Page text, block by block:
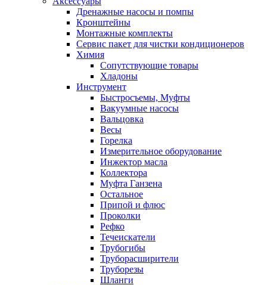
Дренажные насосы и помпы
Кронштейны
Монтажные комплекты
Сервис пакет для чистки кондиционеров
Химия
Сопутствующие товары
Хладоны
Инструмент
Быстросъемы, Муфты
Вакуумные насосы
Вальцовка
Весы
Горелка
Измерительное оборудование
Инжектор масла
Коллектора
Муфта Ганзена
Остальное
Припой и флюс
Проколки
Рефко
Течеискатели
Трубогибы
Труборасширители
Труборезы
Шланги